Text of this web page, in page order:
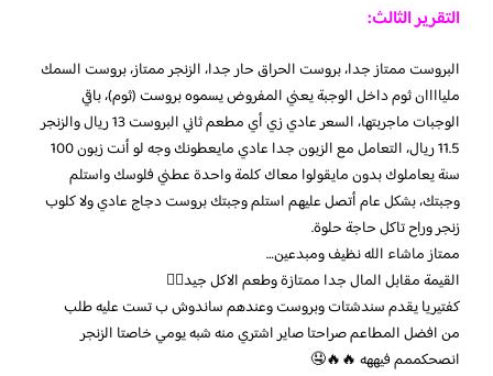
التقرير الثالث:
البروست ممتاز جدا، بروست الحراق حار جدا، الزنجر ممتاز، بروست السمك
ملياااان ثوم داخل الوجبة يعني المفروض يسموه بروست (ثوم)، باقي
الوجبات ماجربتها، السعر عادي زي أي مطعم ثاني البروست 13 ريال والزنجر
11.5 ريال، التعامل مع الزبون جدا عادي مايعطونك وجه لو أنت زبون 100
سنة يعاملوك بدون مايقولوا معاك كلمة واحدة عطني فلوسك واستلم
وجبتك، بشكل عام أتصل عليهم استلم وجبتك بروست دجاج عادي ولا كلوب
زنجر وراح تاكل حاجة حلوة.
ممتاز ماشاء الله نظيف ومبدعين…
القيمة مقابل المال جدا ممتازة وطعم الاكل جيد👍🏻
كفتيريا يقدم سندشتات وبروست وعندهم ساندوش ب تست عليه طلب
من افضل المطاعم صراحتا صاير اشتري منه شبه يومي خاصتا الزنجر
انصحكممم فيههه 🔥🔥🤤